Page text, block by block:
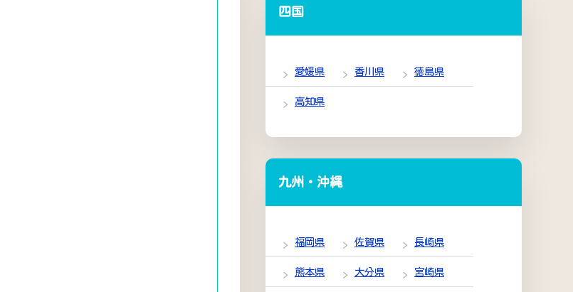
四国
愛媛県 香川県 徳島県
高知県
九州・沖縄
福岡県 佐賀県 長崎県
熊本県 大分県 宮崎県